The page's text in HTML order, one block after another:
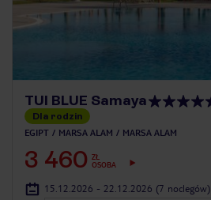
TUI BLUE Samaya
Dla rodzin
EGIPT MARSA ALAM MARSA ALAM
3 460 ZŁ
OSOBA
15.12.2026 - 22.12.2026 (7 noclegów)